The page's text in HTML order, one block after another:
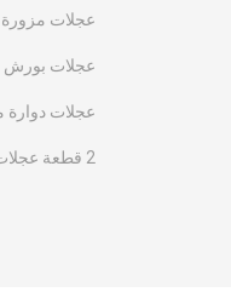
عجلات
عجلات بورش
عجلات
2 قطعة عجلات مزورة